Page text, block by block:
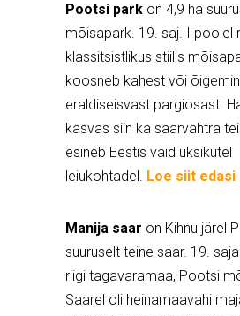
Pootsi park on 4,9 ha
mõisapark. 19. saj. I poolel
klassitsistlikus stiilis
koosneb kahest või
eraldiseisvast pargiosast. H
kasvas siin ka saarvahtra
esineb Eestis vaid üksikutel
leiukohtadel. Loe siit edasi
Manija saar on Kihnu järel
suuruselt teine saar. 19.
riigi tagavaramaa, Pootsi
Saarel oli heinamaavahi